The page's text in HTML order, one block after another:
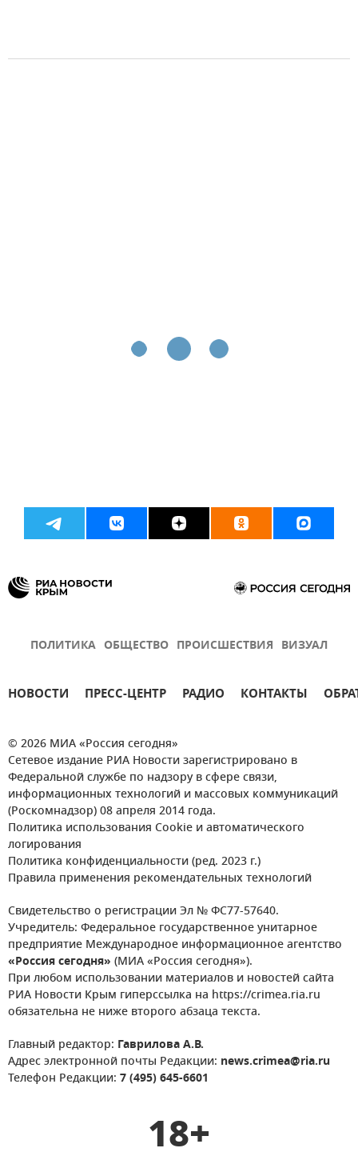
ПОЛИТИКА ОБЩЕСТВО ПРОИСШЕСТВИЯ ВИЗУАЛ
НОВОСТИ ПРЕСС-ЦЕНТР РАДИО КОНТАКТЫ
© 2026 МИА «Россия сегодня»
Сетевое издание РИА Новости зарегистрировано в
Федеральной службе по надзору в сфере связи,
информационных технологий и массовых коммуникаций
(Роскомнадзор) 08 апреля 2014 года.
Политика использования Cookie и автоматического
логирования
Политика конфиденциальности (ред. 2023 г.)
Правила применения рекомендательных технологий
Свидетельство о регистрации Эл № ФС77-57640.
Учредитель: Федеральное государственное унитарное
предприятие Международное информационное агентство
«Россия сегодня» (МИА «Россия сегодня»).
При любом использовании материалов и новостей сайта
РИА Новости Крым гиперссылка на https://crimea.ria.ru
обязательна не ниже второго абзаца текста.
Главный редактор: Гаврилова А.В.
Адрес электронной почты Редакции: news.crimea@ria.ru
Телефон Редакции: 7 (495) 645-6601
18+